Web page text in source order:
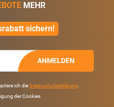
MEHR
sichern!
ANMELDEN
ich die Datenschutzerklärung
der Cookies.